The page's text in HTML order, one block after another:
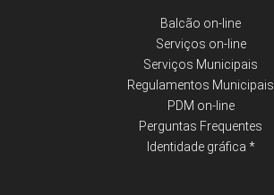
Balcão on-line
Serviços on-line
Serviços Municipais
Regulamentos Municipais
PDM on-line
Perguntas Frequentes
Identidade gráfica *